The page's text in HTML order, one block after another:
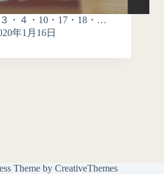
・４・10・17・18・…
年1月16日
Theme by CreativeThemes